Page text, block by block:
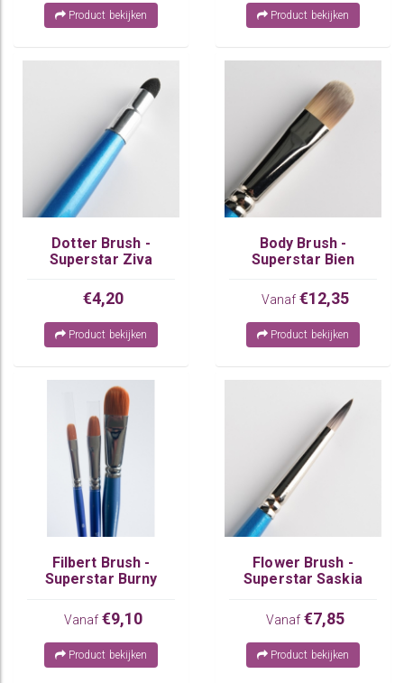
Product bekijken Product bekijken
Dotter Brush -
Superstar Ziva
€4,20
Product bekijken
Body Brush -
Superstar Bien
Vanaf €12,35
Product bekijken
Filbert Brush -
Superstar Burny
Vanaf €9,10
Product bekijken
Flower Brush -
Superstar Saskia
Vanaf €7,85
Product bekijken